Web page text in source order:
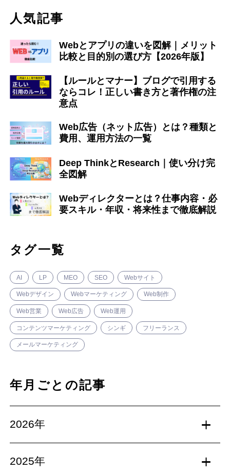
人気記事
Webとアプリの違いを図解｜メリット
比較と目的別の選び方【2026年版】
【ルールとマナー】ブログで引用する
ならコレ！正しい書き方と著作権の注
意点
Web広告（ネット広告）とは？種類と
費用、運用方法の一覧
Deep ThinkとResearch｜使い分け完
全図解
Webディレクターとは？仕事内容・必
要スキル・年収・将来性まで徹底解説
タグ一覧
AI LP MEO SEO Webサイト
Webデザイン Webマーケティング Web制作
Web営業 Web広告 Web運用
コンテンツマーケティング シンギ フリーランス
メールマーケティング
年月ごとの記事
2026年
2025年